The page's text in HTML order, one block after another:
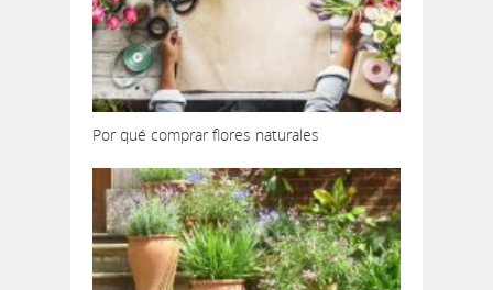
Por qué comprar flores naturales